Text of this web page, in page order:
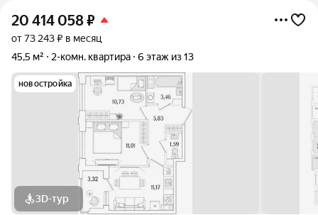
20 414 058₽
от 73 243 ₽ в месяц
45,5 м²
2-комн. квартира 6 этаж из 13
новостройка
3D-тур